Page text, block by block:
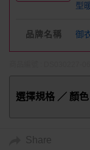
型
品牌名稱 御
選擇規格 ／ 顏色
Share